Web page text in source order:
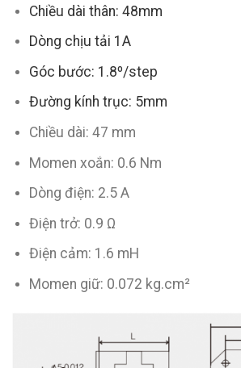
Chiều dài thân: 48mm
Dòng chịu tải 1A
Góc bước: 1.8º/step
Đường kính trục: 5mm
Chiều dài: 47 mm
Momen xoắn: 0.6 Nm
Dòng điện: 2.5 A
Điện trở: 0.9 Ω
Điện cảm: 1.6 mH
Momen giữ: 0.072 kg.cm²